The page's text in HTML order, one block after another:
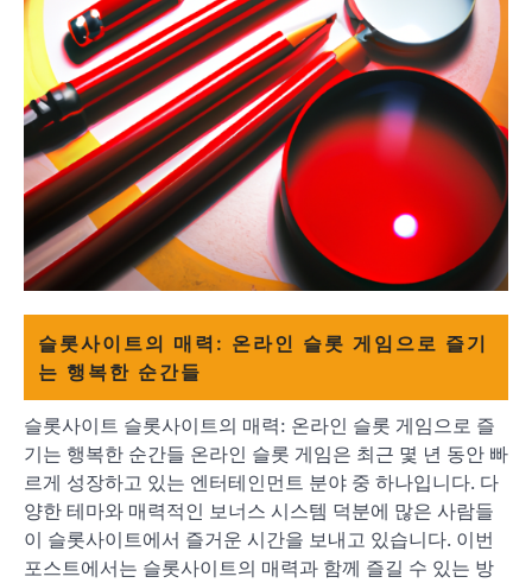
슬롯사이트의 매력: 온라인 슬롯 게임으로 즐기
는 행복한 순간들
슬롯사이트 슬롯사이트의 매력: 온라인 슬롯 게임으로 즐
기는 행복한 순간들 온라인 슬롯 게임은 최근 몇 년 동안 빠
르게 성장하고 있는 엔터테인먼트 분야 중 하나입니다. 다
양한 테마와 매력적인 보너스 시스템 덕분에 많은 사람들
이 슬롯사이트에서 즐거운 시간을 보내고 있습니다. 이번
포스트에서는 슬롯사이트의 매력과 함께 즐길 수 있는 방